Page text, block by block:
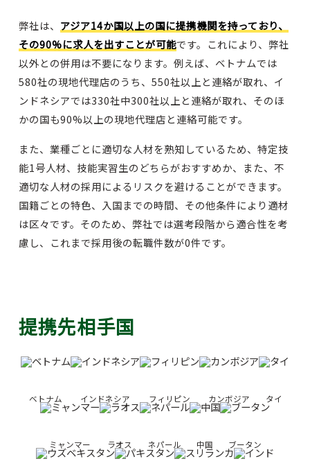
弊社は、 アジア14か国以上の国に提携機関を持っており、
その90%に求人を出すことが可能です。これにより、弊社
以外との併用は不要になります。例えば、ベトナムでは
580社の現地代理店のうち、550社以上と連絡が取れ、イ
ンドネシアでは330社中300社以上と連絡が取れ、そのほ
かの国も90%以上の現地代理店と連絡可能です。
また、業種ごとに適切な人材を熟知しているため、特定技
能1号人材、技能実習生のどちらがおすすめか、また、不
適切な人材の採用によるリスクを避けることができます。
国籍ごとの特色、入国までの時間、その他条件により適材
は区々です。そのため、弊社では選考段階から適合性を考
慮し、これまで採用後の転職件数が0件です。
提携先相手国
ベトナム インドネシア フィリピン カンボジア タイ
ミャンマー ラオス ネパール 中国 ブータン